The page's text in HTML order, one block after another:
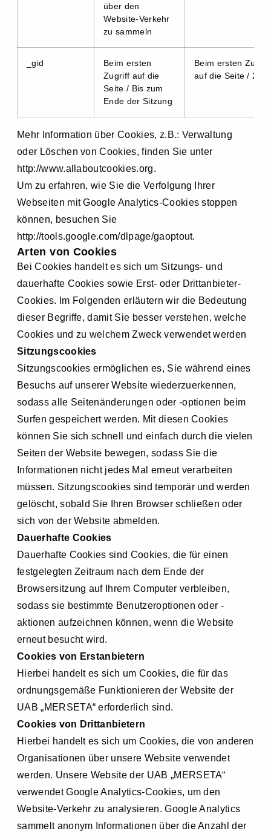
über den
Website-Verkehr
zu sammeln
_gid
Beim ersten
Zugriff auf die
Seite / Bis zum
Ende der Sitzung
Beim ersten Zugriff
auf die Seite / 2
Mehr Information über Cookies, z.B.: Verwaltung
oder Löschen von Cookies, finden Sie unter
http://www.allaboutcookies.org.
Um zu erfahren, wie Sie die Verfolgung Ihrer
Webseiten mit Google Analytics-Cookies stoppen
können, besuchen Sie
http://tools.google.com/dlpage/gaoptout.
Arten von Cookies
Bei Cookies handelt es sich um Sitzungs- und
dauerhafte Cookies sowie Erst- oder Drittanbieter-
Cookies. Im Folgenden erläutern wir die Bedeutung
dieser Begriffe, damit Sie besser verstehen, welche
Cookies und zu welchem Zweck verwendet werden
Sitzungscookies
Sitzungscookies ermöglichen es, Sie während eines
Besuchs auf unserer Website wiederzuerkennen,
sodass alle Seitenänderungen oder -optionen beim
Surfen gespeichert werden. Mit diesen Cookies
können Sie sich schnell und einfach durch die vielen
Seiten der Website bewegen, sodass Sie die
Informationen nicht jedes Mal erneut verarbeiten
müssen. Sitzungscookies sind temporär und werden
gelöscht, sobald Sie Ihren Browser schließen oder
sich von der Website abmelden.
Dauerhafte Cookies
Dauerhafte Cookies sind Cookies, die für einen
festgelegten Zeitraum nach dem Ende der
Browsersitzung auf Ihrem Computer verbleiben,
sodass sie bestimmte Benutzeroptionen oder -
aktionen aufzeichnen können, wenn die Website
erneut besucht wird.
Cookies von Erstanbietern
Hierbei handelt es sich um Cookies, die für das
ordnungsgemäße Funktionieren der Website der
UAB „MERSETA“ erforderlich sind.
Cookies von Drittanbietern
Hierbei handelt es sich um Cookies, die von anderen
Organisationen über unsere Website verwendet
werden. Unsere Website der UAB „MERSETA“
verwendet Google Analytics-Cookies, um den
Website-Verkehr zu analysieren. Google Analytics
sammelt anonym Informationen über die Anzahl der